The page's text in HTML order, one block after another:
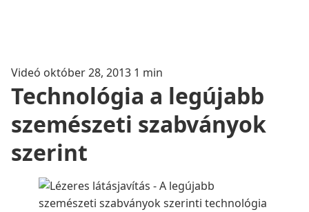
Videó október 28, 2013 1 min
Technológia a legújabb
szemészeti szabványok
szerint